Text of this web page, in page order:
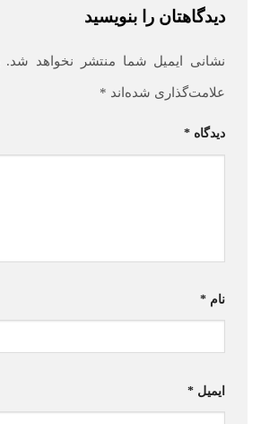
دیدگاهتان را بنویسید
نشانی ایمیل شما منتشر نخواهد شد.
علامت‌گذاری شده‌اند *
دیدگاه *
نام *
ایمیل *